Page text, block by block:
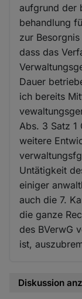
aufgrund der
behandlung
zur
dass das
Dauer
ich bereits
Abs. 3 Satz 1
weitere
Untätigkeit
einiger
auch die 7.
die ganze
des BVerwG
ist,
Diskussion